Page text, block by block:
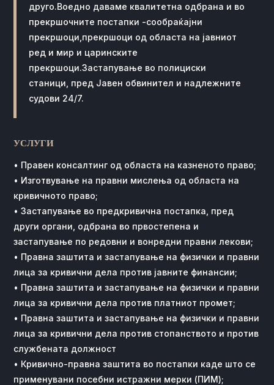
друго.Воедно даваме квалитетна одбрана и во
прекршочните постапки -сообраќајни
прекршоци,прекршоци од областа на јавниот
ред и мир и царинските
прекршоци.Застапување во полициски
станици, пред Јавен обвинител и надлежните
судови 24/7.
УСЛУГИ
• Правен консалтинг од областа на казненото право;
• Изготвување на правни мислења од областа на
кривичното право;
• Застапување во предкривична постапка, пред
други органи, одбрана во првостепена и
застапување по редовни и вонредни правни лекови;
• Правна заштита и застапување на физички и правни
лица за кривични дела против јавните финансии;
• Правна заштита и застапување на физички и правни
лица за кривични дела против платниот промет;
• Правна заштита и застапување на физички и правни
лица за кривични дела против стопанството и против
службената должност
• Кривично-правна заштита во постапки каде што се
применувани посебни истражни мерки (ПИМ);